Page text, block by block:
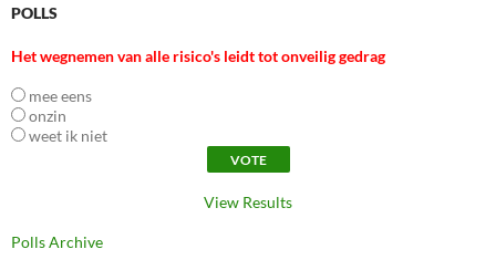
POLLS
Het wegnemen van alle risico's leidt tot onveilig gedrag
mee eens
onzin
weet ik niet
View Results
Polls Archive